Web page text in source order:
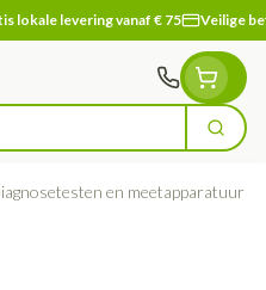
lokale levering vanaf € 75 Veilige
Zoek
en meetapparatuur